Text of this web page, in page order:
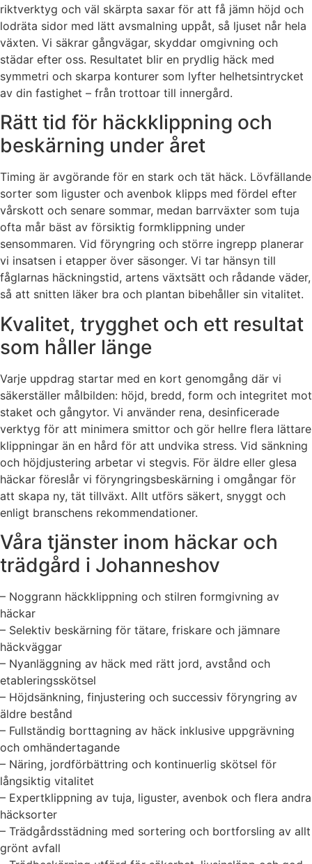
riktverktyg och väl skärpta saxar för att få jämn höjd och
lodräta sidor med lätt avsmalning uppåt, så ljuset når hela
växten. Vi säkrar gångvägar, skyddar omgivning och
städar efter oss. Resultatet blir en prydlig häck med
symmetri och skarpa konturer som lyfter helhetsintrycket
av din fastighet – från trottoar till innergård.
Rätt tid för häckklippning och
beskärning under året
Timing är avgörande för en stark och tät häck. Lövfällande
sorter som liguster och avenbok klipps med fördel efter
vårskott och senare sommar, medan barrväxter som tuja
ofta mår bäst av försiktig formklippning under
sensommaren. Vid föryngring och större ingrepp planerar
vi insatsen i etapper över säsonger. Vi tar hänsyn till
fåglarnas häckningstid, artens växtsätt och rådande väder,
så att snitten läker bra och plantan bibehåller sin vitalitet.
Kvalitet, trygghet och ett resultat
som håller länge
Varje uppdrag startar med en kort genomgång där vi
säkerställer målbilden: höjd, bredd, form och integritet mot
staket och gångytor. Vi använder rena, desinficerade
verktyg för att minimera smittor och gör hellre flera lättare
klippningar än en hård för att undvika stress. Vid sänkning
och höjdjustering arbetar vi stegvis. För äldre eller glesa
häckar föreslår vi föryngringsbeskärning i omgångar för
att skapa ny, tät tillväxt. Allt utförs säkert, snyggt och
enligt branschens rekommendationer.
Våra tjänster inom häckar och
trädgård i Johanneshov
– Noggrann häckklippning och stilren formgivning av
häckar
– Selektiv beskärning för tätare, friskare och jämnare
häckväggar
– Nyanläggning av häck med rätt jord, avstånd och
etableringsskötsel
– Höjdsänkning, finjustering och successiv föryngring av
äldre bestånd
– Fullständig borttagning av häck inklusive uppgrävning
och omhändertagande
– Näring, jordförbättring och kontinuerlig skötsel för
långsiktig vitalitet
– Expertklippning av tuja, liguster, avenbok och flera andra
häcksorter
– Trädgårdsstädning med sortering och bortforsling av allt
grönt avfall